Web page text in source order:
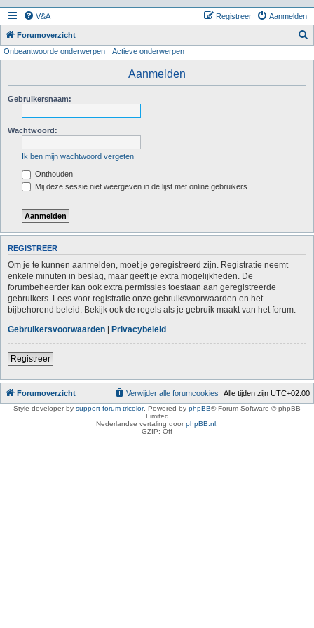
V&A Aanmelden
Registreer
Forumoverzicht
Onbeantwoorde onderwerpen Actieve onderwerpen
Aanmelden
Gebruikersnaam:
Wachtwoord:
Ik ben mijn wachtwoord vergeten
Onthouden
Mij deze sessie niet weergeven in de lijst met online gebruikers
REGISTREER
Om je te kunnen aanmelden, moet je geregistreerd zijn. Registratie neemt
enkele minuten in beslag, maar geeft je extra mogelijkheden. De
forumbeheerder kan ook extra permissies toestaan aan geregistreerde
gebruikers. Lees voor registratie onze gebruiksvoorwaarden en het
bijbehorend beleid. Bekijk ook de regels als je gebruik maakt van het forum.
Gebruikersvoorwaarden | Privacybeleid
Registreer
Forumoverzicht Alle tijden zijn UTC+02:00
Verwijder alle forumcookies
Style developer by support forum tricolor, Powered by phpBB® Forum Software © phpBB
Limited
Nederlandse vertaling doorphpBB.nl
GZIP: Off